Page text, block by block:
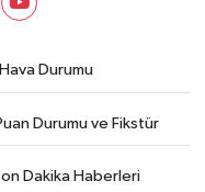
Hava Durumu
Durumu ve Fikstür
Dakika Haberleri